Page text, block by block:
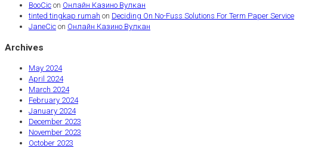
BooCic on Онлайн Казино Вулкан
tinted tingkap rumah on Deciding On No-Fuss Solutions For Term Paper Service
JaneCic on Онлайн Казино Вулкан
Archives
May 2024
April 2024
March 2024
February 2024
January 2024
December 2023
November 2023
October 2023